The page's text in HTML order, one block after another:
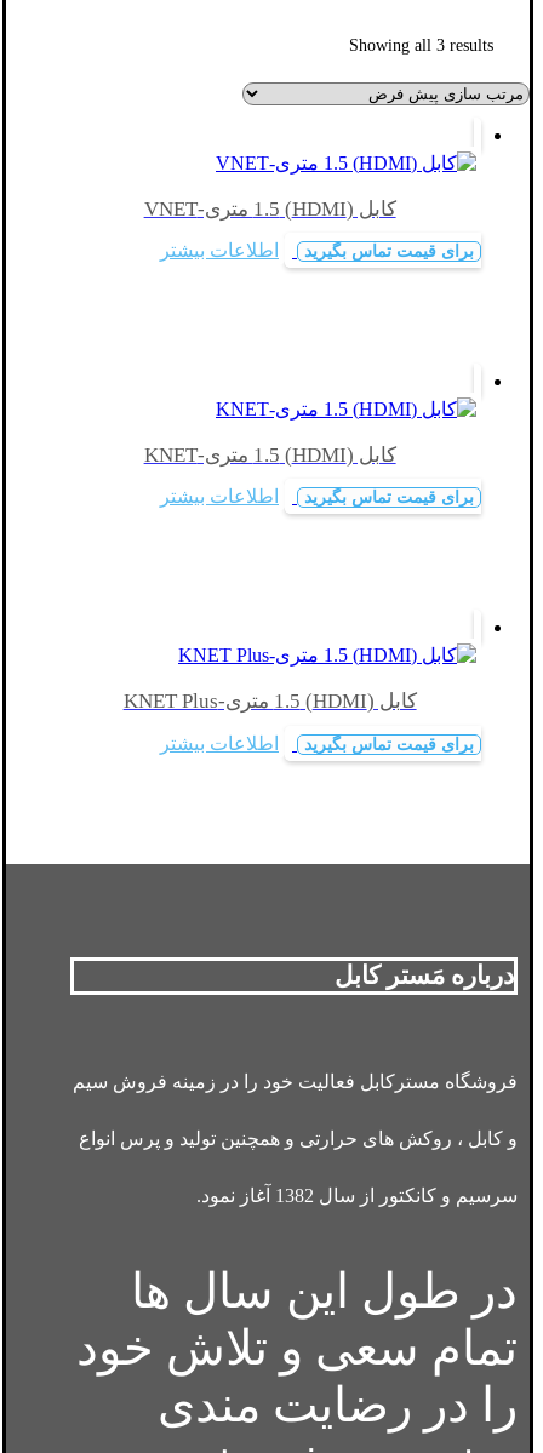
Showing all 3 results
کابل (HDMI) 1.5 متری-VNET
برای قیمت تماس بگیرید اطلاعات بیشتر
کابل (HDMI) 1.5 متری-KNET
برای قیمت تماس بگیرید اطلاعات بیشتر
کابل (HDMI) 1.5 متری-KNET Plus
برای قیمت تماس بگیرید اطلاعات بیشتر
درباره مَستر کابل
فروشگاه مسترکابل فعالیت خود را در زمینه فروش سیم
و کابل ، روکش های حرارتی و همچنین تولید و پرس انواع
سرسیم و کانکتور از سال 1382 آغاز نمود.
در طول این سال ها
تمام سعی و تلاش خود
را در رضایت مندی